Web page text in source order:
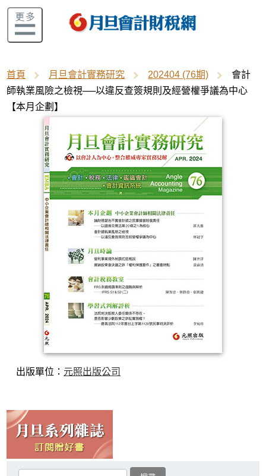
首頁 月旦會計實務研究 202404 (76期)
會計
師執業風險之檢視──以違反查簽規則及經營權爭議為中心
【本月企劃】
出版單位： 元照出版公司